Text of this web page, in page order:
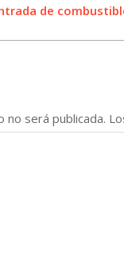
de
no será publicada.